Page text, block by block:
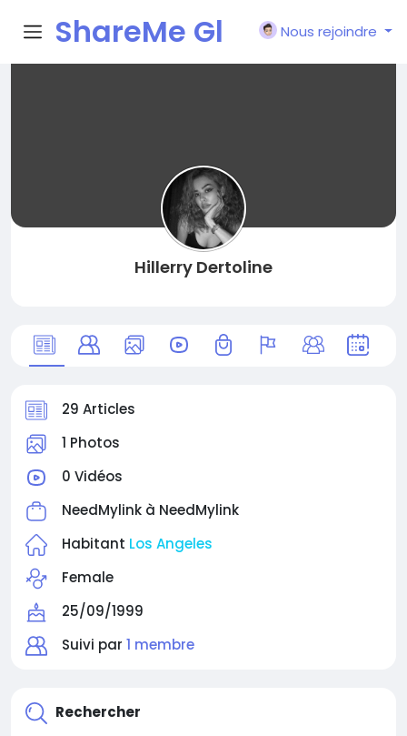
ShareMe Gl
Nous rejoindre
Hillerry Dertoline
29 Articles
1 Photos
0 Vidéos
NeedMylink à NeedMylink
Habitant Los Angeles
Female
25/09/1999
Suivi par 1 membre
Rechercher